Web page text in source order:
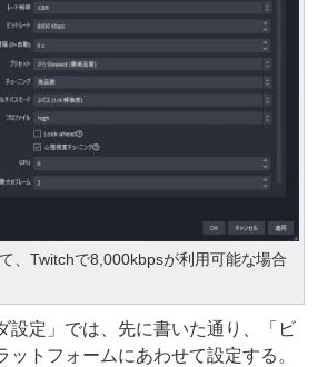
、Twitchで8,000kbpsが利用可能な場合
定」では、先に書いた通り、「ビ
ットフォームにあわせて設定する。